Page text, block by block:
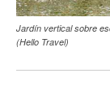
Jardín vertical sobre
(Hello Travel)